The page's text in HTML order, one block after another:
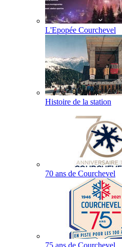
L'Epopée Courchevel
Histoire de la station
70 ans de Courchevel
75 ans de Courchevel